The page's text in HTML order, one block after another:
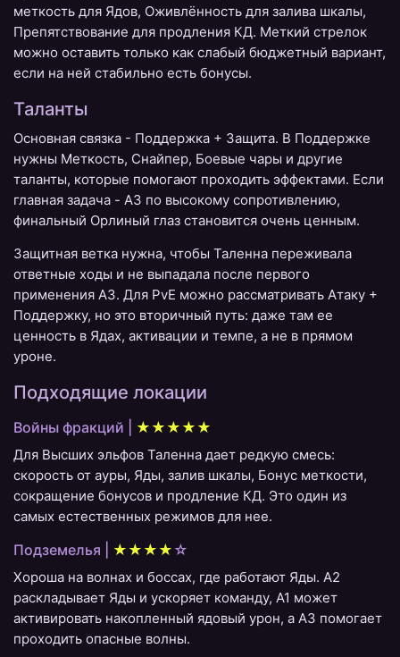
меткость для Ядов, Оживлённость для залива шкалы,
Препятствование для продления КД. Меткий стрелок
можно оставить только как слабый бюджетный вариант,
если на ней стабильно есть бонусы.
Таланты
Основная связка - Поддержка + Защита. В Поддержке
нужны Меткость, Снайпер, Боевые чары и другие
таланты, которые помогают проходить эффектами. Если
главная задача - A3 по высокому сопротивлению,
финальный Орлиный глаз становится очень ценным.
Защитная ветка нужна, чтобы Таленна переживала
ответные ходы и не выпадала после первого
применения A3. Для PvE можно рассматривать Атаку +
Поддержку, но это вторичный путь: даже там ее
ценность в Ядах, активации и темпе, а не в прямом
уроне.
Подходящие локации
Войны фракций | ★★★★★
Для Высших эльфов Таленна дает редкую смесь:
скорость от ауры, Яды, залив шкалы, Бонус меткости,
сокращение бонусов и продление КД. Это один из
самых естественных режимов для нее.
Подземелья | ★★★★ ☆
Хороша на волнах и боссах, где работают Яды. A2
раскладывает Яды и ускоряет команду, A1 может
активировать накопленный ядовый урон, а A3 помогает
проходить опасные волны.